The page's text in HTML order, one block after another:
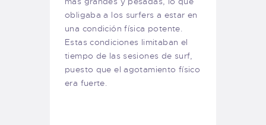
obligaba a los surfers a estar en
una condición física potente.
Estas condiciones limitaban el
tiempo de las sesiones de surf,
puesto que el agotamiento físico
era fuerte.